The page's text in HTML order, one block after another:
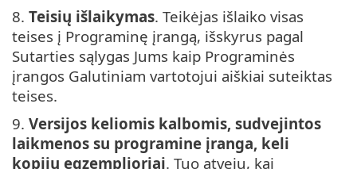
8. Teisių išlaikymas. Teikėjas išlaiko visas
teises į Programinę įrangą, išskyrus pagal
Sutarties sąlygas Jums kaip Programinės
įrangos Galutiniam vartotojui aiškiai suteiktas
teises.
9. Versijos keliomis kalbomis, sudvejintos
laikmenos su programine įranga, keli
kopijų egzemplioriai. Tuo atveju, kai